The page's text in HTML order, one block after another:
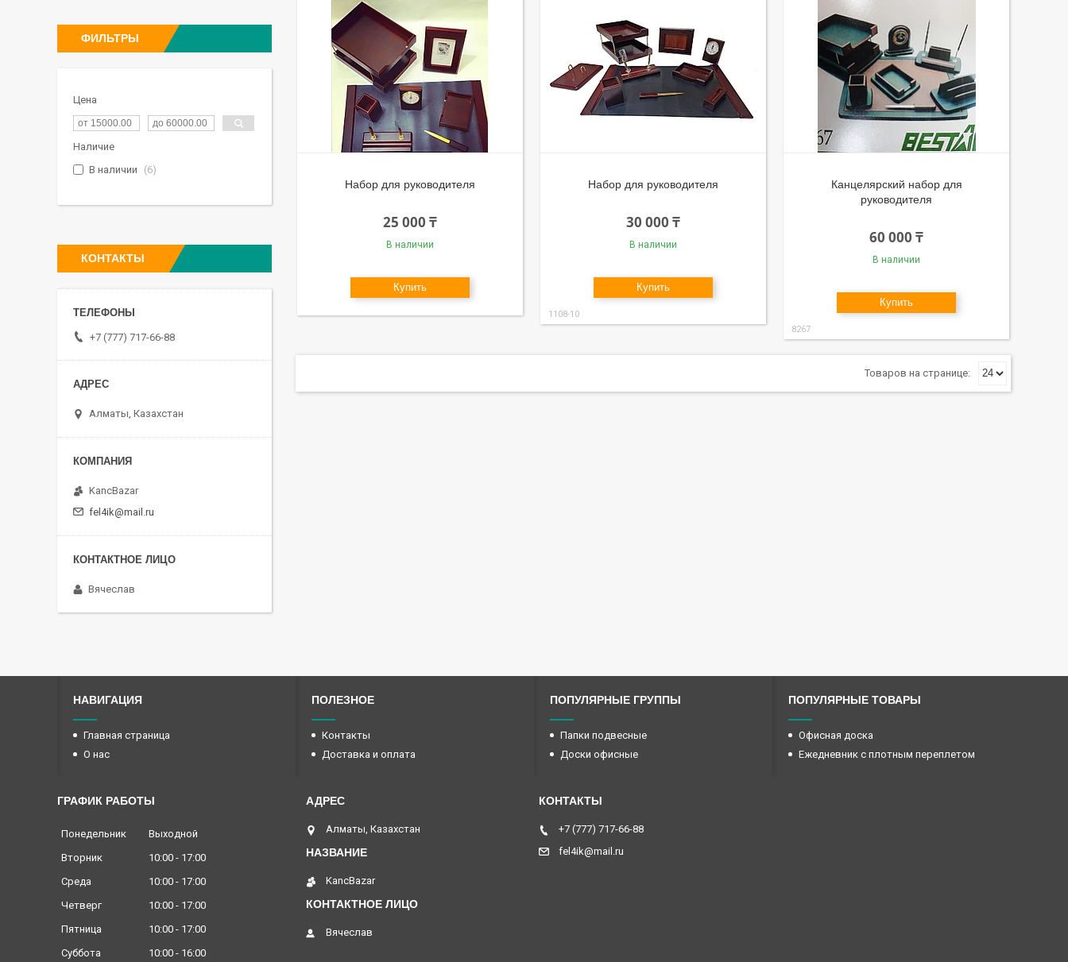
Набор для руководителя
25 000 ₸
В наличии
Купить
Набор для руководителя
30 000 ₸
В наличии
Купить
1108-10
Канцелярский набор для
руководителя
60 000 ₸
В наличии
Купить
8267
ФИЛЬТРЫ
Цена
Наличие
В наличии
6
КОНТАКТЫ
+7 (777) 717-66-88
Алматы, Казахстан
KancBazar
fel4ik@mail.ru
Вячеслав
НАВИГАЦИЯ
Главная страница
О нас
ПОЛЕЗНОЕ
Контакты
Доставка и оплата
ПОПУЛЯРНЫЕ ГРУППЫ
Папки подвесные
Доски офисные
ПОПУЛЯРНЫЕ ТОВАРЫ
Офисная доска
Ежедневник с плотным переплетом
ГРАФИК РАБОТЫ
Понедельник
Выходной
Вторник
10:00
17:00
Среда
10:00
17:00
Четверг
10:00
17:00
Пятница
10:00
17:00
Суббота
10:00 16:00
Алматы, Казахстан
KancBazar
Вячеслав
+7 (777) 717-66-88
fel4ik@mail.ru